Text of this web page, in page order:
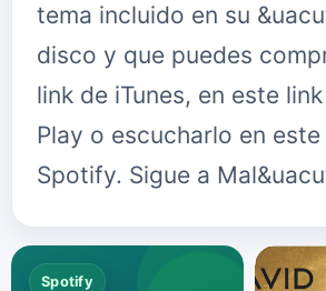
tema incluido en su
disco y que puedes
link de iTunes, en este
Play o escucharlo en
Spotify. Sigue a
Spotify